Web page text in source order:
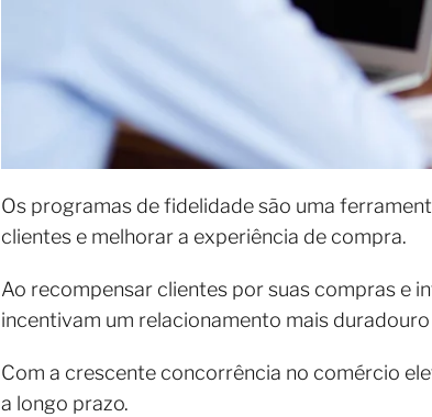
Os programas de fidelidade são uma
clientes e melhorar a experiência de compra.
Ao recompensar clientes por suas compras e
incentivam um relacionamento mais
Com a crescente concorrência no comércio
a longo prazo.